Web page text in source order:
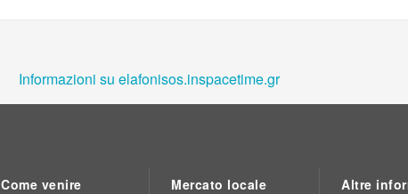
Informazioni su elafonisos.inspacetime.gr
Come venire Mercato locale
Altre